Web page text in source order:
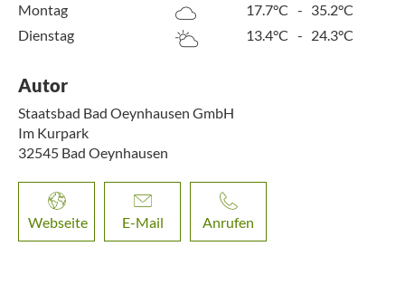
Montag
17.7°C - 35.2°C
Dienstag
13.4°C - 24.3°C
Autor
Staatsbad Bad Oeynhausen GmbH
Im Kurpark
32545 Bad Oeynhausen
Webseite E-Mail Anrufen